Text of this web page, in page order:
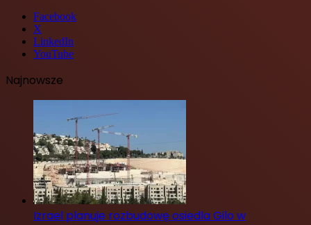
Facebook
X
LinkedIn
YouTube
Najnowsze
Izrael planuje rozbudowę osiedla Gilo w